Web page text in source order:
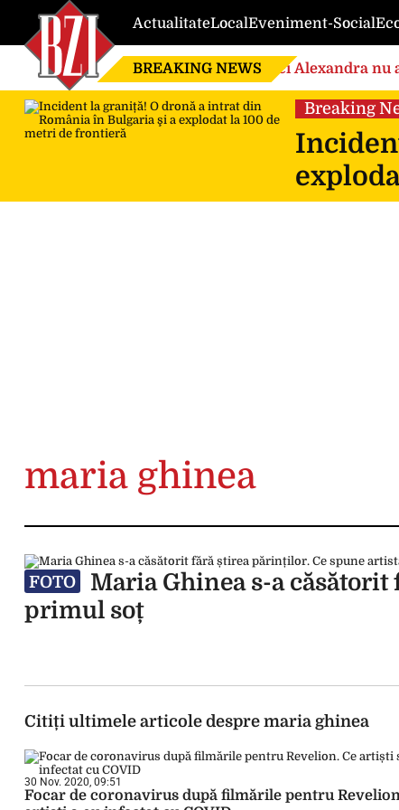
ActualitateLocalEveniment-Social
BREAKING NEWS Nici Alexandra
de căsnicie
Breaking
maria ghinea
FOTO
Maria Ghinea s-a
primul soț
Citiți ultimele articole despre maria ghinea
30 Nov. 2020, 09:51
Focar de coronavirus după filmările pentru